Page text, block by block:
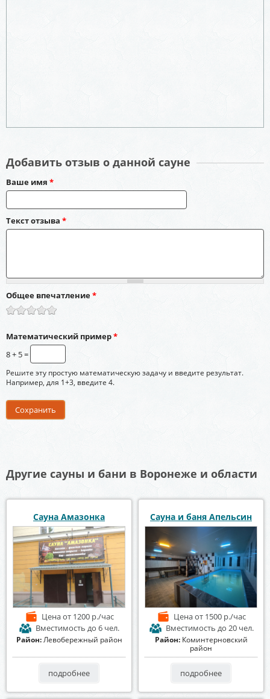
Добавить отзыв о данной сауне
Ваше имя *
Текст отзыва *
Общее впечатление*
Математический пример*
8 + 5 =
Решите эту простую математическую задачу и введите результат.
Например, для 1+3, введите 4.
Другие сауны и бани в Воронеже и области
Сауна Амазонка
Ценаот 1200 р./час
Вместимость до 6 чел.
Район:Левобережный район
подробнее
Сауна и баня Апельсин
Ценаот 1500 р./час
Вместимость до 20 чел.
Район: Коминтерновский
район
подробнее